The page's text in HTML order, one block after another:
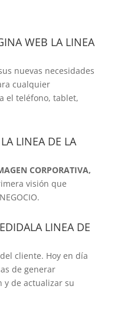
WEB LA LINEA
nuevas necesidades
cualquier
el teléfono, tablet,
LINEA DE LA
CORPORATIVA,
visión que
LINEA DE
cliente. Hoy en día
de generar
y de actualizar su